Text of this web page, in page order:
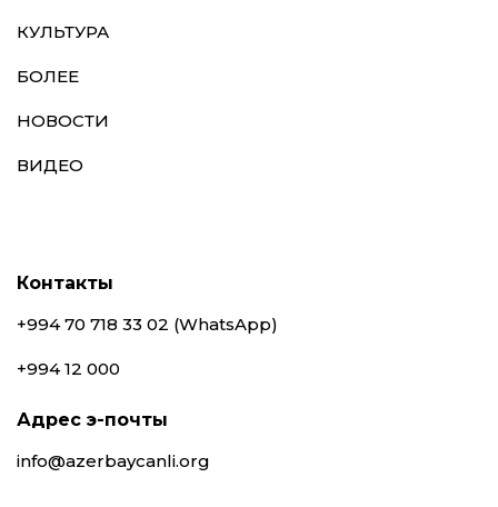
КУЛЬТУРА
БОЛЕЕ
НОВОСТИ
ВИДЕО
Контакты
+994 70 718 33 02 (WhatsApp)
+994 12 000
Адрес э-почты
info@azerbaycanli.org